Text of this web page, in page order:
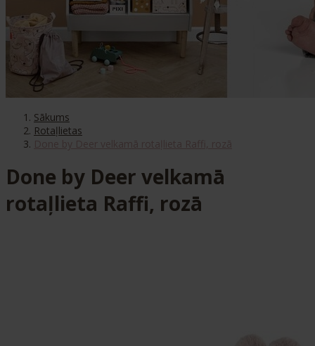
Sākums
Rotaļlietas
Done by Deer velkamā
rotaļlieta Raffi, rozā